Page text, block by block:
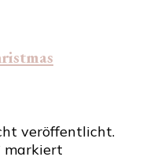
veröffentlicht.
markiert